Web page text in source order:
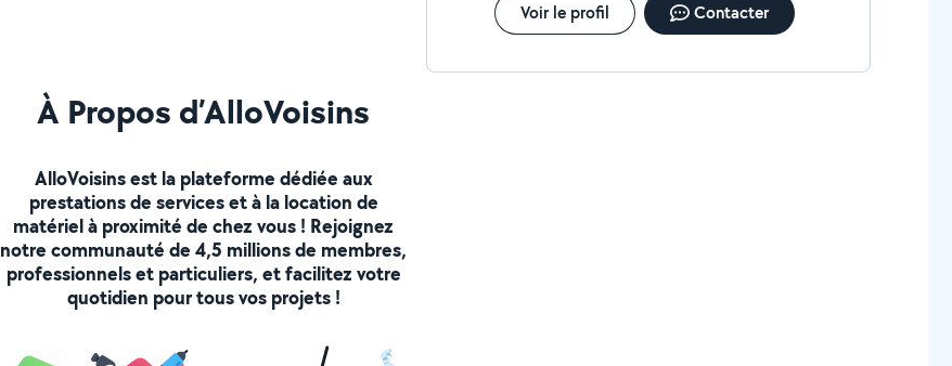
Voir le profil Contacter
À Propos d’AlloVoisins
AlloVoisins est la plateforme dédiée aux
prestations de services et à la location de
matériel à proximité de chez vous ! Rejoignez
notre communauté de 4,5 millions de membres,
professionnels et particuliers, et facilitez votre
quotidien pour tous vos projets !